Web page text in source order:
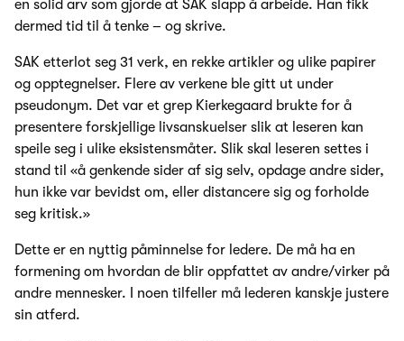
en solid arv som gjorde at SAK slapp å arbeide. Han fikk
dermed tid til å tenke – og skrive.
SAK etterlot seg 31 verk, en rekke artikler og ulike papirer
og opptegnelser. Flere av verkene ble gitt ut under
pseudonym. Det var et grep Kierkegaard brukte for å
presentere forskjellige livsanskuelser slik at leseren kan
speile seg i ulike eksistensmåter. Slik skal leseren settes i
stand til «å genkende sider af sig selv, opdage andre sider,
hun ikke var bevidst om, eller distancere sig og forholde
seg kritisk.»
Dette er en nyttig påminnelse for ledere. De må ha en
formening om hvordan de blir oppfattet av andre/virker på
andre mennesker. I noen tilfeller må lederen kanskje justere
sin atferd.